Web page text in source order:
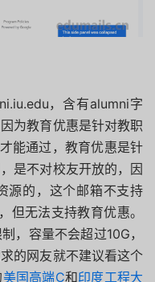
，含有alumni字
为教育优惠是针对教职
能通过，教育优惠是针
是不对校友开放的，因
源的，这个邮箱不支持
无法支持教育优惠。
，容量不会超过10G，
的网友就不建议看这个
美国高端C和印度工程大